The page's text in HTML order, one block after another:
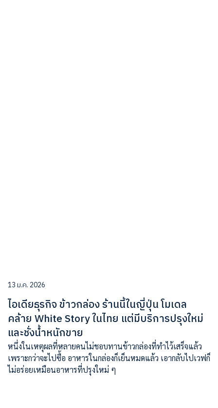
13 ม.ค. 2026
ไอเดียธุรกิจ ข้าวกล่อง ร้านนี้ในญี่ปุ่น โมเดล
คล้าย White Story ในไทย แต่มีบริการปรุงใหม่
และชั่งน้ำหนักขาย
หนึ่งในเหตุผลที่หลายคนไม่ชอบทานข้าวกล่องที่ทำไว้เสร็จแล้ว
เพราะกว่าจะไปซื้อ อาหารในกล่องก็เย็นหมดแล้ว เอากลับไปเวฟก็
ไม่อร่อยเหมือนอาหารที่ปรุงใหม่ ๆ